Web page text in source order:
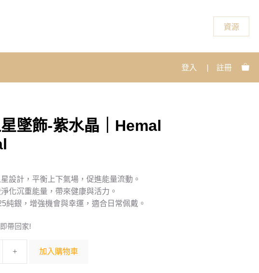
資源
登入 註冊
墜飾-紫水晶｜Hemal
設計，平衡上下氣場，促進能量流動。
化沉重能量，帶來健康與活力。
純銀，增強機會與幸運，適合日常佩戴。
帶回家!
+ 加入購物車